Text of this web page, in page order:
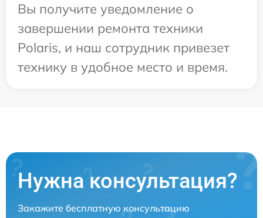
Вы получите уведомление о
завершении ремонта техники
Polaris, и наш сотрудник привезет
технику в удобное место и время.
Нужна консультация?
Закажите бесплатную консультацию